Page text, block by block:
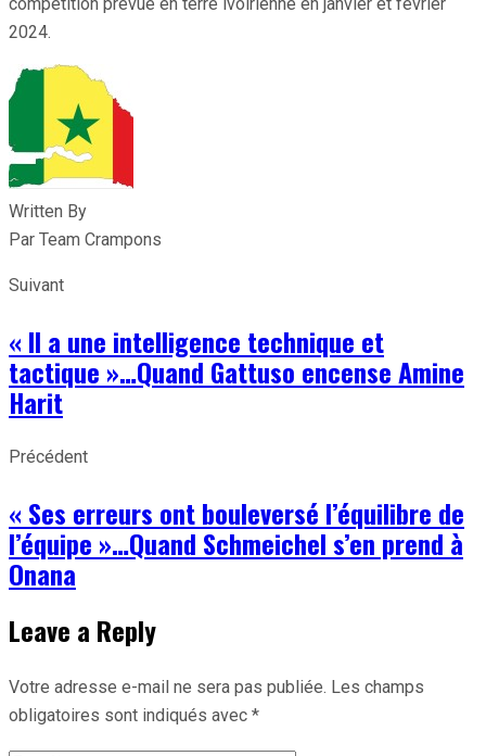
2024.
Written By
Par Team Crampons
Suivant
« Il a une intelligence technique et
tactique »…Quand Gattuso encense Amine
Harit
Précédent
« Ses erreurs ont bouleversé l’équilibre de
l’équipe »…Quand Schmeichel s’en prend à
Onana
Leave a Reply
Votre adresse e-mail ne sera pas publiée. Les champs
obligatoires sont indiqués avec *